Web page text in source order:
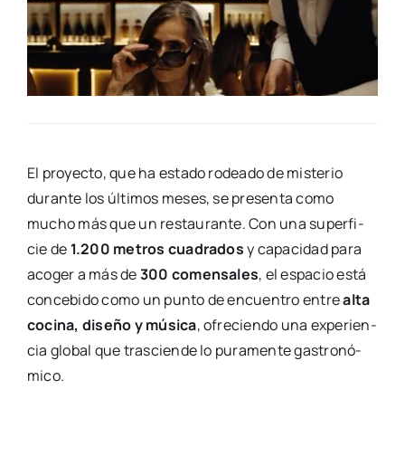
El pro­yec­to, que ha esta­do rodea­do de mis­te­rio
duran­te los últi­mos meses, se pre­sen­ta como
mucho más que un res­tau­ran­te. Con una super­fi­
cie de 1.200 metros cua­dra­dosy capa­ci­dad para
aco­ger a más de300 comen­sa­les, el espa­cio está
con­ce­bi­do como un pun­to de encuen­tro entrealta
coci­na, dise­ño y músi­ca, ofre­cien­do una expe­rien­
cia glo­bal que tras­cien­de lo pura­men­te gas­tro­nó­
mi­co.